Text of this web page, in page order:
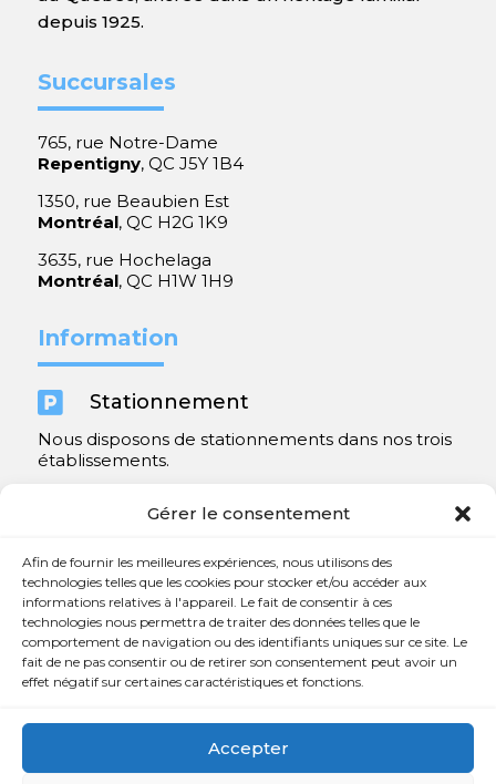
Gérer le consentement
Afin de fournir les meilleures expériences, nous utilisons des
technologies telles que les cookies pour stocker et/ou accéder aux
informations relatives à l'appareil. Le fait de consentir à ces
technologies nous permettra de traiter des données telles que le
comportement de navigation ou des identifiants uniques sur ce site. Le
fait de ne pas consentir ou de retirer son consentement peut avoir un
effet négatif sur certaines caractéristiques et fonctions.
Accepter
depuis 1925.
Succursales
765, rue Notre-Dame
Repentigny, QC J5Y 1B4
1350, rue Beaubien Est
Montréal, QC H2G 1K9
3635, rue Hochelaga
Montréal, QC H1W 1H9
Information
 Stationnement
Nous disposons de stationnements dans nos trois
établissements.
Contact
 450 654-3342
 info@charlesrajotte.com
765, rue Notre-Dame